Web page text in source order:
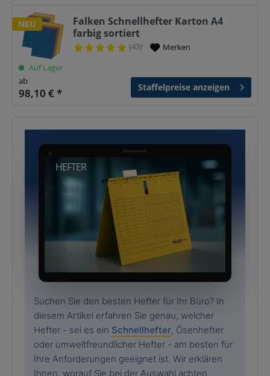
NEU
Falken Schnellhefter Karton A4
farbig sortiert
(43)¹ Merken
Auf Lager
ab
98,10 € * Staffelpreise anzeigen
HEFTER
Suchen Sie den besten Hefter für Ihr Büro? In
diesem Artikel erfahren Sie genau, welcher
Hefter - sei es ein Schnellhefter, Ösenhefter
oder umweltfreundlicher Hefter - am besten für
Ihre Anforderungen geeignet ist. Wir erklären
Ihnen, worauf Sie bei der Auswahl achten